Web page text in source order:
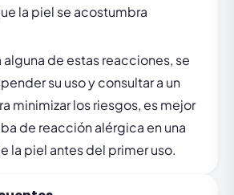
la piel se acostumbra
de estas reacciones, se
su uso y consultar a un
minimizar los riesgos, es mejor
de reacción alérgica en una
la piel antes del primer uso.